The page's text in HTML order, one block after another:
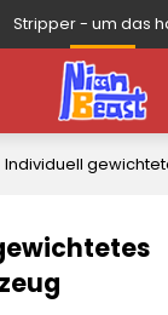
Stripper - um das
Individuell